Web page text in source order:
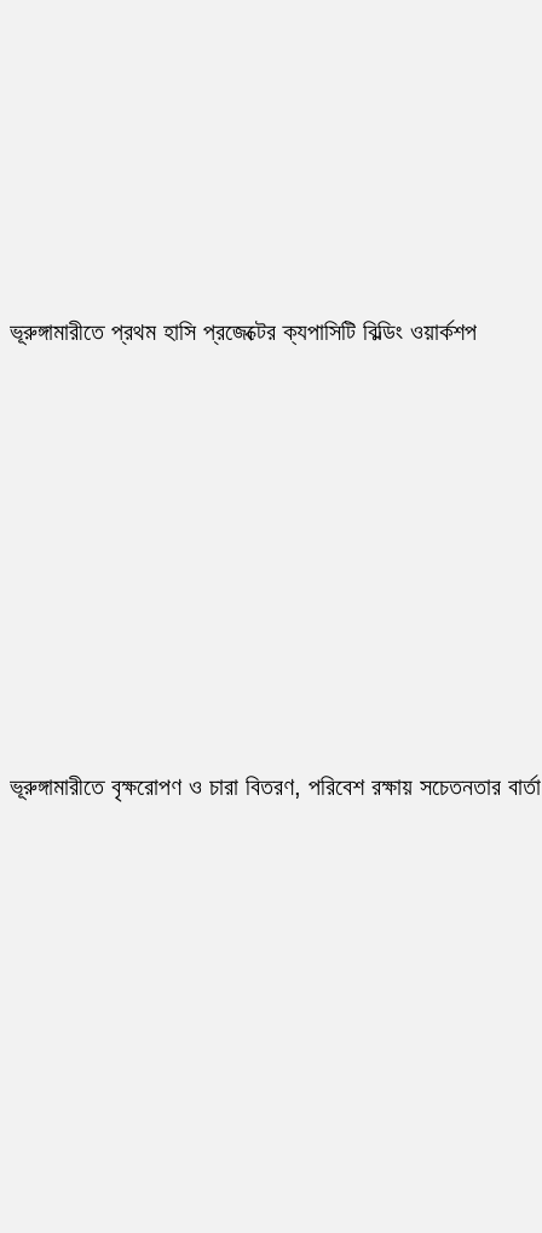
ভূরুঙ্গামারীতে প্রথম হাসি প্রজেক্টের ক্যপাসিটি বিল্ডিং ওয়ার্কশপ
ভূরুঙ্গামারীতে বৃক্ষরোপণ ও চারা বিতরণ, পরিবেশ রক্ষায় সচেতনতার বার্তা